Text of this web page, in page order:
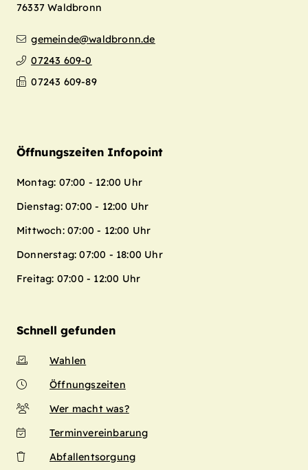
76337 Waldbronn
gemeinde@waldbronn.de
07243 609-0
07243 609-89
Öffnungszeiten Infopoint
Montag: 07:00 - 12:00 Uhr
Dienstag: 07:00 - 12:00 Uhr
Mittwoch: 07:00 - 12:00 Uhr
Donnerstag: 07:00 - 18:00 Uhr
Freitag: 07:00 - 12:00 Uhr
Schnell gefunden
Wahlen
Öffnungszeiten
Wer macht was?
Terminvereinbarung
Abfallentsorgung